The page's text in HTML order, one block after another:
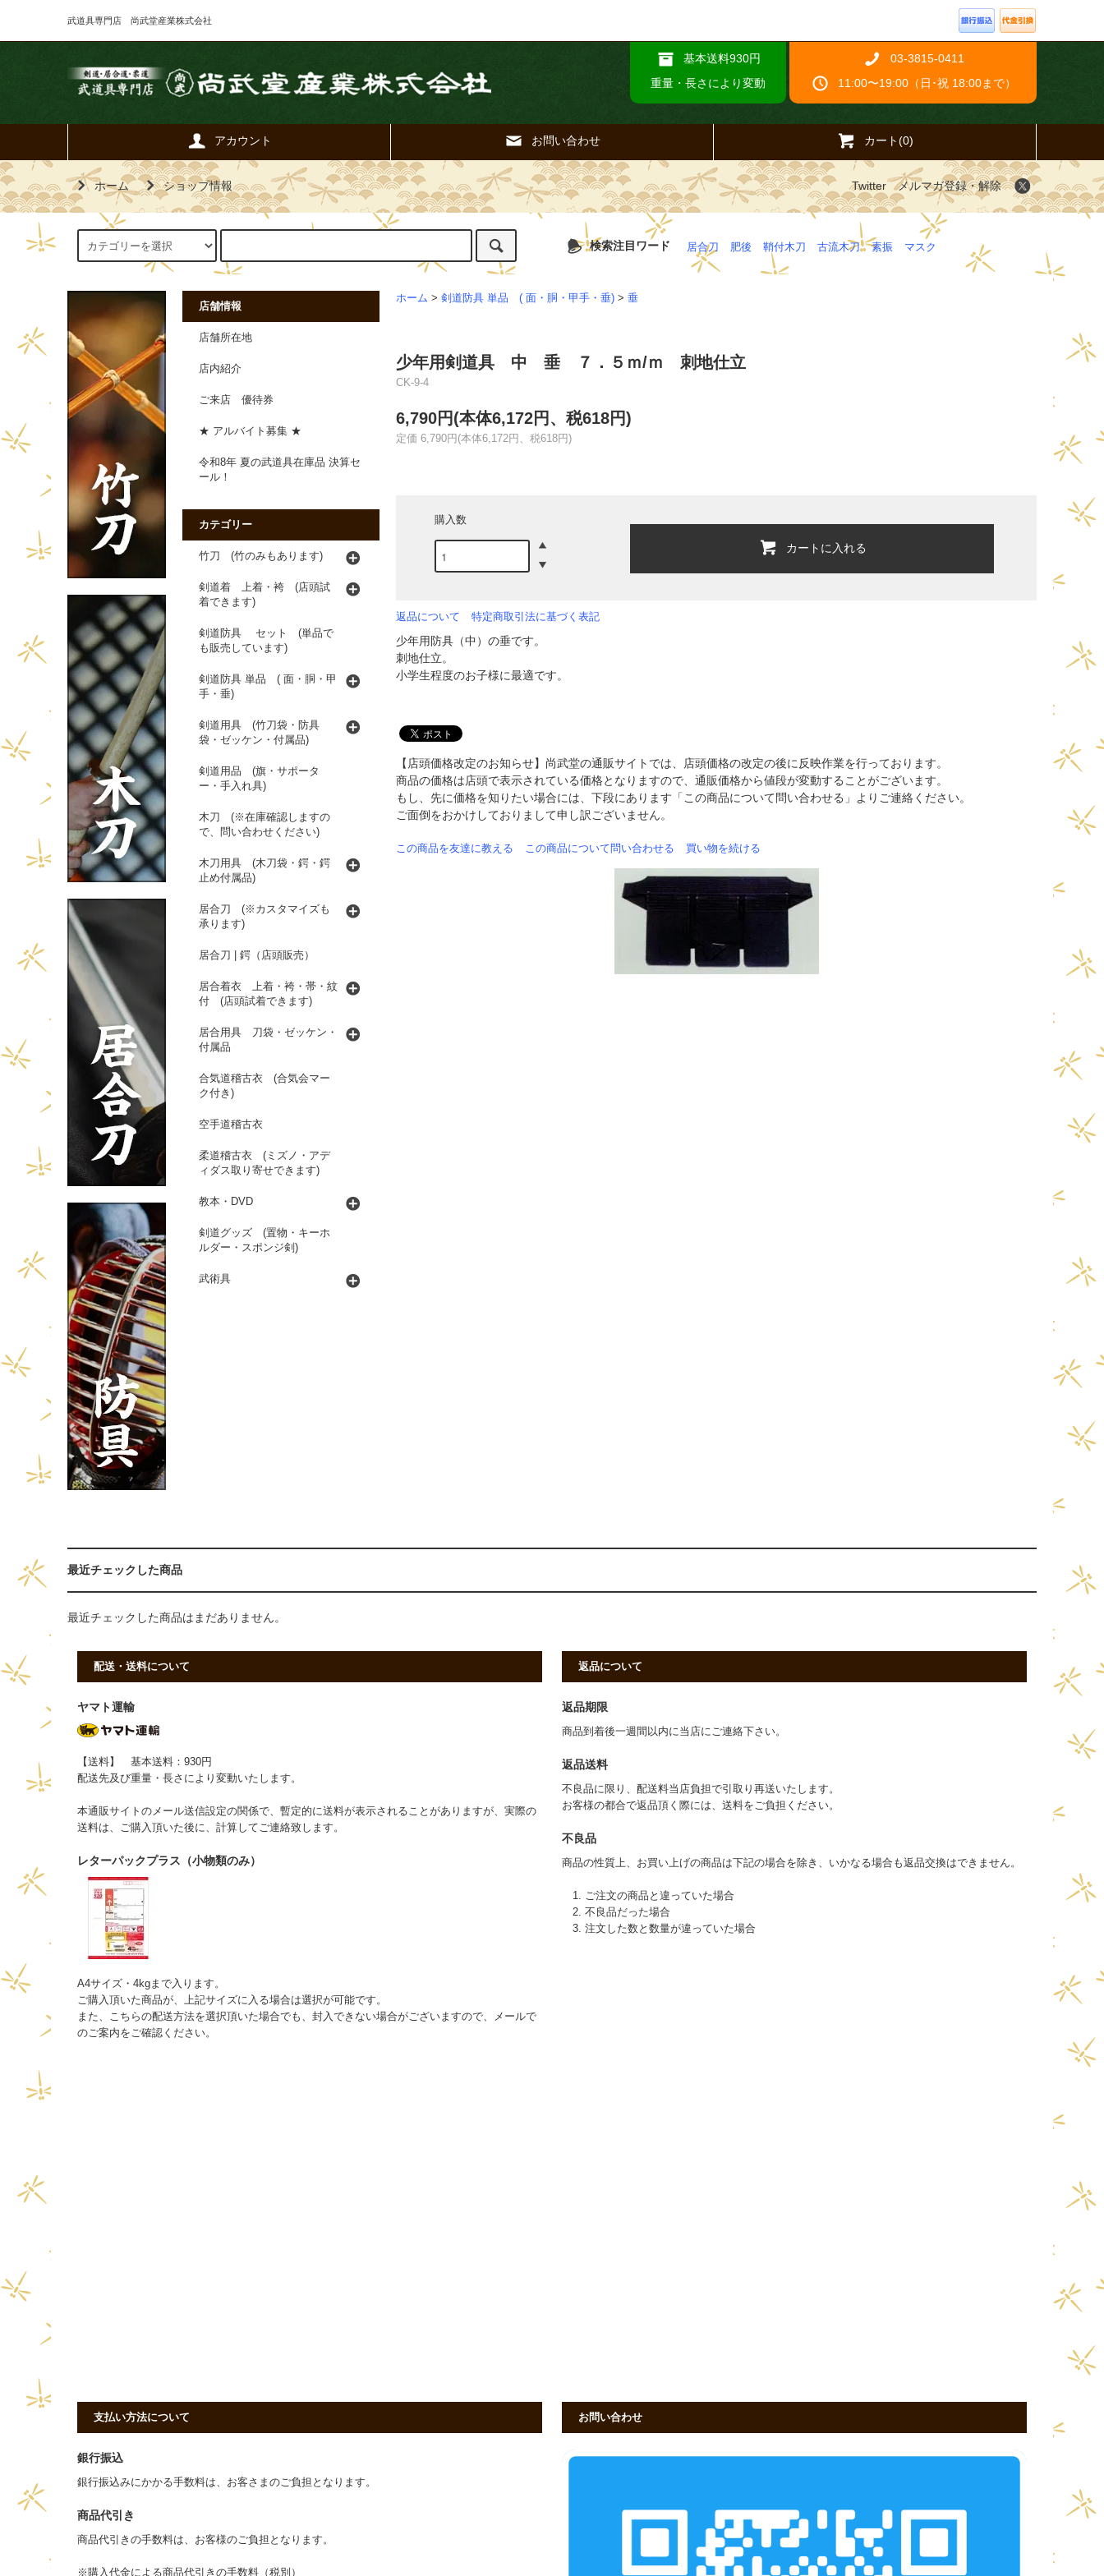
武道具専門店 尚武堂産業株式会社
基本送料930円
重量・長さにより変動
03-3815-0411
11:00〜19:00（日･祝 18:00まで）
アカウント お問い合わせ カート(0)
ホーム ショップ情報 Twitter メルマガ登録・解除
検索注目ワード 居合刀 肥後 鞘付木刀 古流木刀 素振 マスク
ホーム > 剣道防具 単品 ( 面・胴・甲手・垂) > 垂
少年用剣道具 中 垂 ７．５ｍ/ｍ 刺地仕立
CK-9-4
6,790円(本体6,172円、税618円)
定価 6,790円(本体6,172円、税618円)
購入数
カートに入れる
返品について 特定商取引法に基づく表記
少年用防具（中）の垂です。
刺地仕立。
小学生程度のお子様に最適です。
【店頭価格改定のお知らせ】尚武堂の通販サイトでは、店頭価格の改定の後に反映作業を行っております。
商品の価格は店頭で表示されている価格となりますので、通販価格から値段が変動することがございます。
もし、先に価格を知りたい場合には、下段にあります「この商品について問い合わせる」よりご連絡ください。
ご面倒をおかけしておりまして申し訳ございません。
この商品を友達に教える この商品について問い合わせる 買い物を続ける
店舗情報
店舗所在地
店内紹介
ご来店 優待券
★ アルバイト募集 ★
令和8年 夏の武道具在庫品 決算セ
ール！
カテゴリー
竹刀 (竹のみもあります)
剣道着 上着・袴 (店頭試
着できます)
剣道防具 セット (単品で
も販売しています)
剣道防具 単品 ( 面・胴・甲
手・垂)
剣道用具 (竹刀袋・防具
袋・ゼッケン・付属品)
剣道用品 (旗・サポータ
ー・手入れ具)
木刀 (※在庫確認しますの
で、問い合わせください)
木刀用具 (木刀袋・鍔・鍔
止め付属品)
居合刀 (※カスタマイズも
承ります)
居合刀 | 鍔（店頭販売）
居合着衣 上着・袴・帯・紋
付 (店頭試着できます)
居合用具 刀袋・ゼッケン・
付属品
合気道稽古衣 (合気会マー
ク付き)
空手道稽古衣
柔道稽古衣 (ミズノ・アデ
ィダス取り寄せできます)
教本・DVD
剣道グッズ (置物・キーホ
ルダー・スポンジ剣)
武術具
最近チェックした商品
最近チェックした商品はまだありません。
配送・送料について
ヤマト運輸
【送料】 基本送料：930円
配送先及び重量・長さにより変動いたします。
本通販サイトのメール送信設定の関係で、暫定的に送料が表示されることがありますが、実際の
送料は、ご購入頂いた後に、計算してご連絡致します。
レターパックプラス（小物類のみ）
A4サイズ・4kgまで入ります。
ご購入頂いた商品が、上記サイズに入る場合は選択が可能です。
また、こちらの配送方法を選択頂いた場合でも、封入できない場合がございますので、メールで
のご案内をご確認ください。
返品について
返品期限
商品到着後一週間以内に当店にご連絡下さい。
返品送料
不良品に限り、配送料当店負担で引取り再送いたします。
お客様の都合で返品頂く際には、送料をご負担ください。
不良品
商品の性質上、お買い上げの商品は下記の場合を除き、いかなる場合も返品交換はできません。
1. ご注文の商品と違っていた場合
2. 不良品だった場合
3. 注文した数と数量が違っていた場合
支払い方法について
銀行振込
銀行振込みにかかる手数料は、お客さまのご負担となります。
商品代引き
商品代引きの手数料は、お客様のご負担となります。
※購入代金による商品代引きの手数料（税別）
お問い合わせ